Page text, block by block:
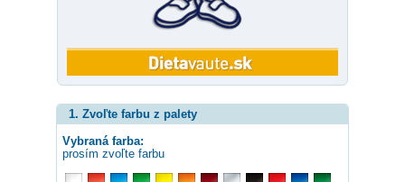
1. Zvoľte farbu z palety
Vybraná farba:
prosím zvoľte farbu